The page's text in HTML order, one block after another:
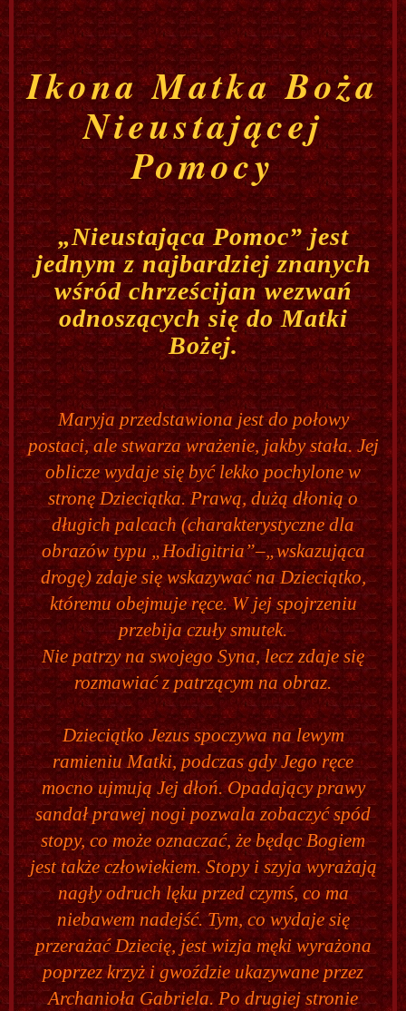
Ikona Matka Boża
Nieustającej
Pomocy
„Nieustająca Pomoc” jest
jednym z najbardziej znanych
wśród chrześcijan wezwań
odnoszących się do Matki
Bożej.
Maryja przedstawiona jest do połowy
postaci, ale stwarza wrażenie, jakby stała. Jej
oblicze wydaje się być lekko pochylone w
stronę Dzieciątka. Prawą, dużą dłonią o
długich palcach (charakterystyczne dla
obrazów typu „Hodigitria”–„wskazująca
drogę) zdaje się wskazywać na Dzieciątko,
któremu obejmuje ręce. W jej spojrzeniu
przebija czuły smutek.
Nie patrzy na swojego Syna, lecz zdaje się
rozmawiać z patrzącym na obraz.
Dzieciątko Jezus spoczywa na lewym
ramieniu Matki, podczas gdy Jego ręce
mocno ujmują Jej dłoń. Opadający prawy
sandał prawej nogi pozwala zobaczyć spód
stopy, co może oznaczać, że będąc Bogiem
jest także człowiekiem. Stopy i szyja wyrażają
nagły odruch lęku przed czymś, co ma
niebawem nadejść. Tym, co wydaje się
przerażać Dziecię, jest wizja męki wyrażona
poprzez krzyż i gwoździe ukazywane przez
Archanioła Gabriela. Po drugiej stronie